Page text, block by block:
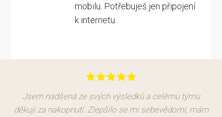
mobilu. Potřebuješ jen připojení
k internetu.
Jsem nadšená ze svých výsledků a celému týmu
děkuji za nakopnutí. Zlepšilo se mi sebevědomí, mám